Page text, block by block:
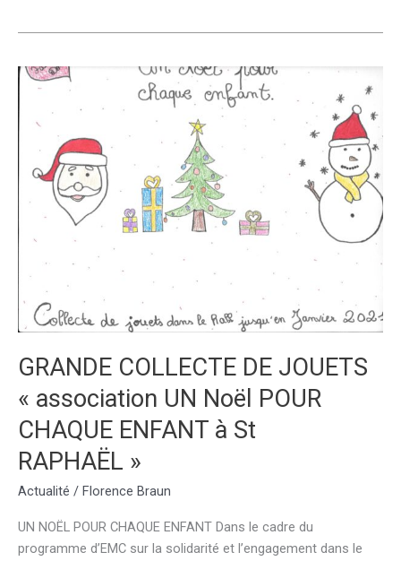
6ème
sont
scribes
égyptiens
GRANDE COLLECTE DE JOUETS
« association UN Noël POUR
CHAQUE ENFANT à St
RAPHAËL »
Actualité / Florence Braun
UN NOËL POUR CHAQUE ENFANT Dans le cadre du
programme d’EMC sur la solidarité et l’engagement dans le